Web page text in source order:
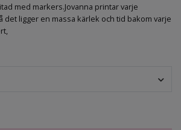
med markers.Jovanna printar varje
det ligger en massa kärlek och tid bakom varje